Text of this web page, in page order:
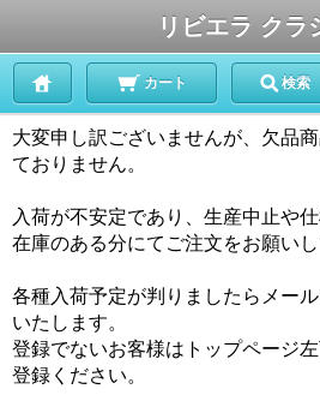
リビエラ クラ
カート 検索
大変申し訳ございませんが、欠品
ておりません。
入荷が不安定であり、生産中止や
在庫のある分にてご注文をお願いし
各種入荷予定が判りましたらメー
いたします。
登録でないお客様はトップページ
登録ください。